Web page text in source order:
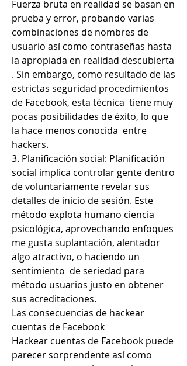
Fuerza bruta en realidad se basan en
prueba y error, probando varias
combinaciones de nombres de
usuario así como contraseñas hasta
la apropiada en realidad descubierta
. Sin embargo, como resultado de las
estrictas seguridad procedimientos
de Facebook, esta técnica  tiene muy
pocas posibilidades de éxito, lo que
la hace menos conocida  entre
hackers.
3. Planificación social: Planificación
social implica controlar gente dentro
de voluntariamente revelar sus
detalles de inicio de sesión. Este
método explota humano ciencia
psicológica, aprovechando enfoques
me gusta suplantación, alentador
algo atractivo, o haciendo un
sentimiento  de seriedad para
método usuarios justo en obtener
sus acreditaciones.
Las consecuencias de hackear
cuentas de Facebook
Hackear cuentas de Facebook puede
parecer sorprendente así como